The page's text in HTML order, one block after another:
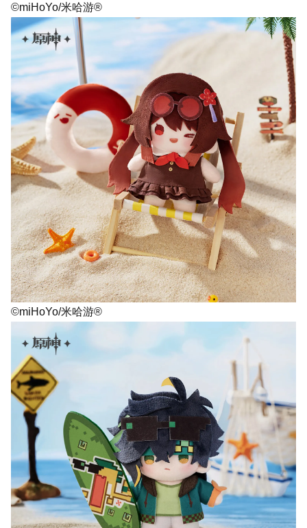
©miHoYo/米哈游®
©miHoYo/米哈游®